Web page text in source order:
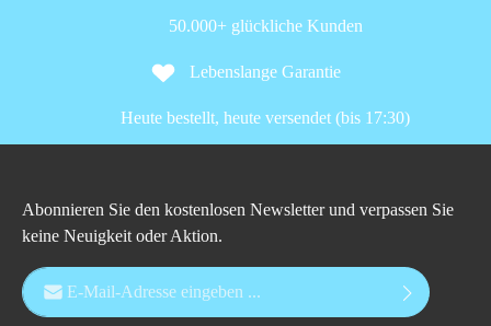
50.000+ glückliche Kunden
Lebenslange Garantie
Heute bestellt, heute versendet (bis 17:30)
Abonnieren Sie den kostenlosen Newsletter und verpassen Sie
keine Neuigkeit oder Aktion.
E-Mail-Adresse*